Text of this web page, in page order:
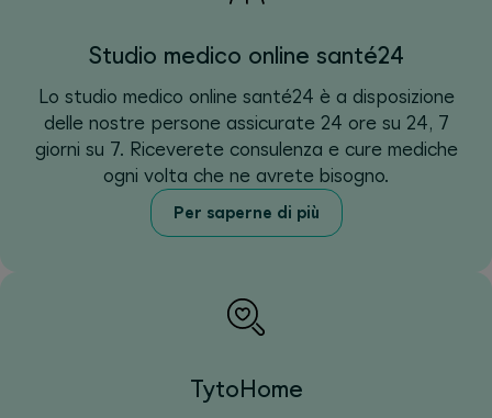
Studio medico online santé24
Lo studio medico online santé24 è a disposizione
delle nostre persone assicurate 24 ore su 24, 7
giorni su 7. Riceverete consulenza e cure mediche
ogni volta che ne avrete bisogno.
Per saperne di più
TytoHome